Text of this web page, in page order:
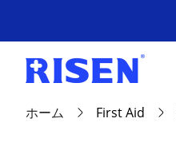
ホーム First Aid